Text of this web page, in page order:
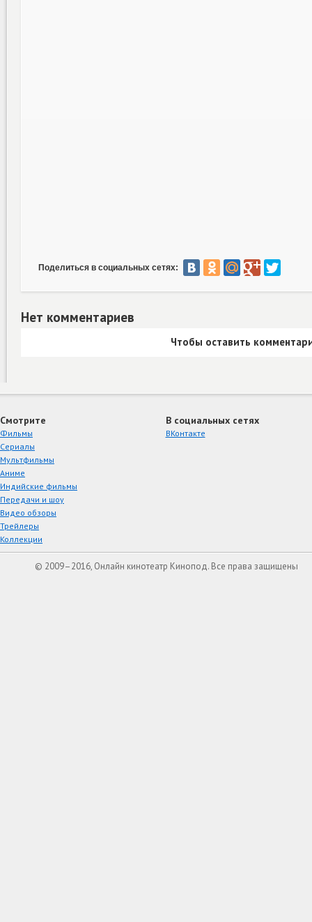
Поделиться в социальных сетях:
Нет комментариев
Чтобы оставить
Смотрите
Фильмы
Сериалы
Мультфильмы
Аниме
Индийские фильмы
Передачи и шоу
Видео обзоры
Трейлеры
Коллекции
В социальных сетях
ВКонтакте
© 2009–2016, Онлайн кинотеатр Кинопод. Все права защищены